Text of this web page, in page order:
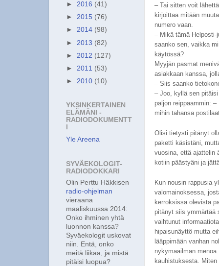
– Tai sitten voit
kirjoittaa mitään
numero vaan.
– Mikä tämä
saanko sen, vaikka
käytössä?
Myyjän pasmat
asiakkaan kanssa,
– Siis saanko
– Joo, kyllä sen
paljon reippaammin:
mihin tahansa
Olisi tietysti pitänyt
paketti käsistäni,
vuosina, että ajattelin
kotiin päästyäni ja
Kun nousin rappusia
valomainoksessa,
kerroksissa olevista
pitänyt siis ymmärtää
vaihtunut
hipaisunäyttö mutta
lääppimään vanhan
nykymaailman
kauhistuksesta.
► 2016 (41)
► 2015 (76)
► 2014 (98)
► 2013 (82)
► 2012 (127)
► 2011 (53)
► 2010 (10)
YKSINKERTAINEN
ELÄMÄNI -
RADIODOKUMENTT
Yle Areena
SYVÄEKOLOGIT-
RADIODOKKARI
Olin Perttu Häkkisen
radio-ohjelman
vieraana
maaliskuussa 2014:
Onko ihminen yhtä
luonnon kanssa?
Syväekologit uskovat
niin. Entä, onko
meitä liikaa, ja mistä
pitäisi luopua?